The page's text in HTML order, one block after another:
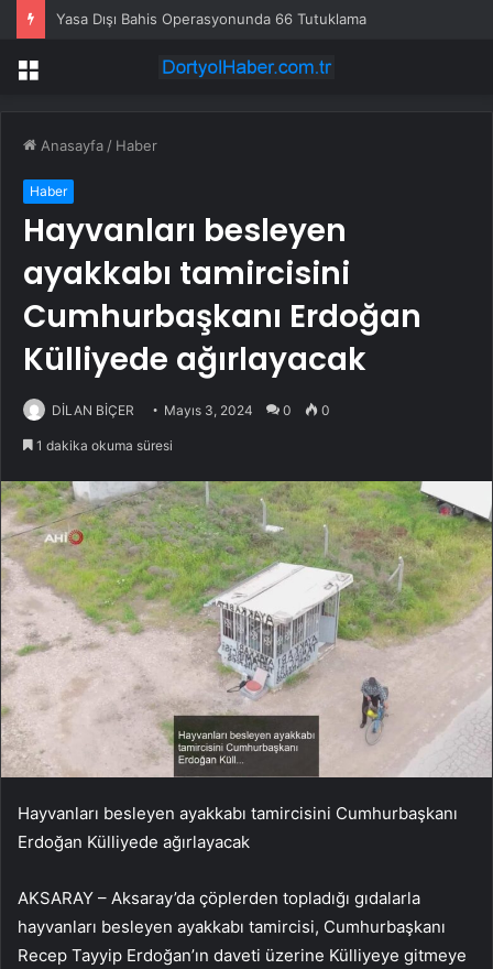
Yasa Dışı Bahis Operasyonunda 66 Tutuklama
Menü
Anasayfa / Haber
Haber
Hayvanları besleyen
ayakkabı tamircisini
Cumhurbaşkanı Erdoğan
Külliyede ağırlayacak
DİLAN BİÇER Mayıs 3, 2024 0 0
1 dakika okuma süresi
Hayvanları besleyen ayakkabı tamircisini Cumhurbaşkanı
Erdoğan Külliyede ağırlayacak
AKSARAY – Aksaray’da çöplerden topladığı gıdalarla
hayvanları besleyen ayakkabı tamircisi, Cumhurbaşkanı
Recep Tayyip Erdoğan’ın daveti üzerine Külliyeye gitmeye